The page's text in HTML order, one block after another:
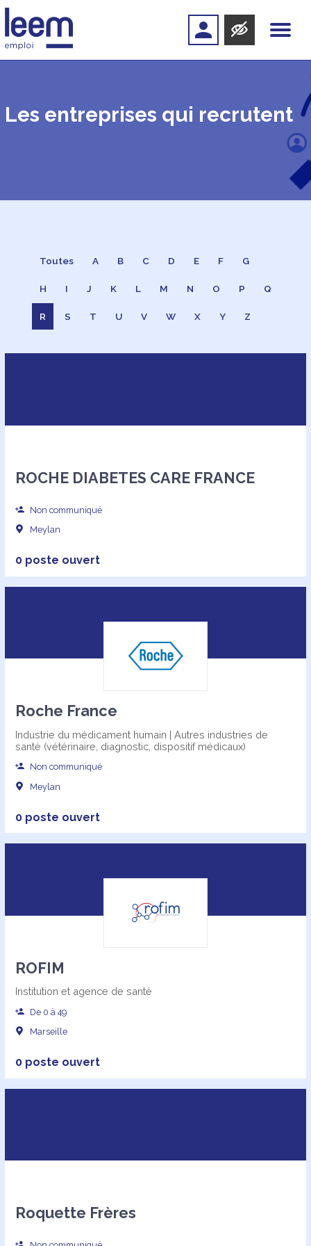
Les entreprises qui recrutent
Toutes A B C D E F G
H I J K L M N O P Q
R S T U V W X Y Z
ROCHE DIABETES CARE FRANCE
Non communiqué
Meylan
0 poste ouvert
Roche France
Industrie du médicament humain | Autres industries de
santé (vétérinaire, diagnostic, dispositif médicaux)
Non communiqué
Meylan
0 poste ouvert
ROFIM
Institution et agence de santé
De 0 à 49
Marseille
0 poste ouvert
Roquette Frères